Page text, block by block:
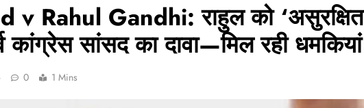
v Rahul Gandhi: राहुल को ‘असुरक्षित
कांग्रेस सांसद का दावा—मिल रही धमकियां
0 1 Mins